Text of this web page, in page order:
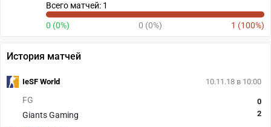
Всего матчей: 1
0 (0%) 0 (0%) 1 (100%)
История матчей
10.11.18 в 10:00
FG
Giants Gaming
0
2
IeSF World